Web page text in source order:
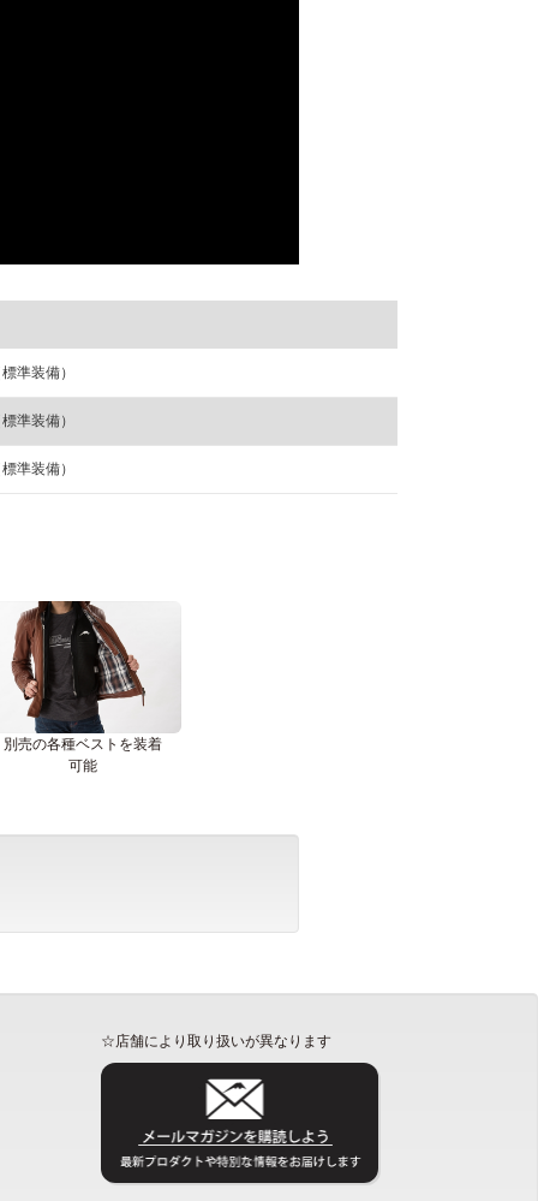
準装備）
準装備）
準装備）
別売の各種ベストを装着
可能
☆店舗により取り扱いが異なります